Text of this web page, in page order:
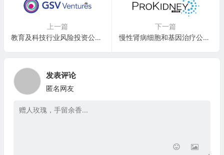
上一篇
教育及科技行业风险投资公司：GSV Ventures
下一篇
慢性肾病细胞和基因治疗公司：ProKidney Corp.(PROK)
发表评论
匿名网友